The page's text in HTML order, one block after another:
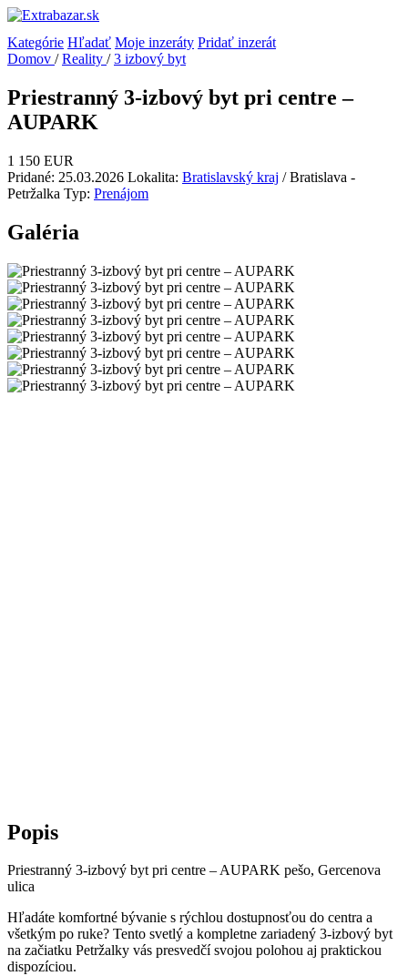
Kategórie Hľadať Moje inzeráty Pridať inzerát
Domov / Reality / 3 izbový byt
Priestranný 3-izbový byt pri centre –
AUPARK
1 150 EUR
Pridané: 25.03.2026 Lokalita: Bratislavský kraj / Bratislava -
Petržalka Typ: Prenájom
Galéria
Popis
Priestranný 3-izbový byt pri centre – AUPARK pešo, Gercenova
ulica
Hľadáte komfortné bývanie s rýchlou dostupnosťou do centra a
všetkým po ruke? Tento svetlý a kompletne zariadený 3-izbový byt
na začiatku Petržalky vás presvedčí svojou polohou aj praktickou
dispozíciou.